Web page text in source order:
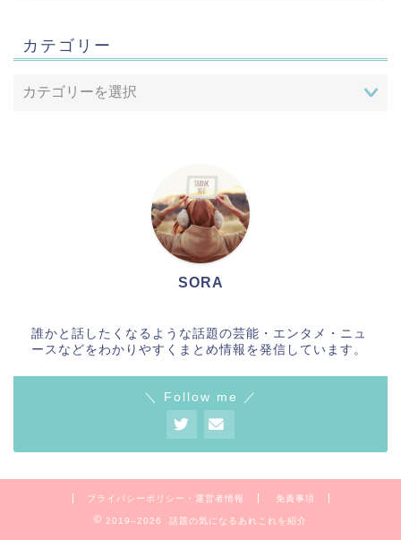
カテゴリー
SORA
誰かと話したくなるような話題の芸能・エンタメ・ニュ
ースなどをわかりやすくまとめ情報を発信しています。
＼ Follow me ／
プライバシーポリシー・運営者情報 免責事項
2019–2026 話題の気になるあれこれを紹介